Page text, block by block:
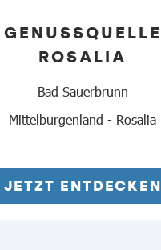
GENUSSQUELLE
ROSALIA
Bad Sauerbrunn
Mittelburgenland - Rosalia
JETZT ENTDECKEN